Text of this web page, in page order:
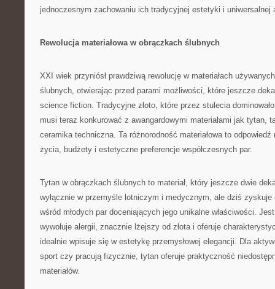
jednoczesnym zachowaniu ich tradycyjnej estetyki i uniwersalnej
Rewolucja materiałowa w obrączkach ślubnych
XXI wiek przyniósł prawdziwą rewolucję w materiałach
ślubnych, otwierając przed parami możliwości, które jeszcze
science fiction. Tradycyjne złoto, które przez stulecia
musi teraz konkurować z awangardowymi materiałami jak tytan,
ceramika techniczna. Ta różnorodność materiałowa to
życia, budżety i estetyczne preferencje współczesnych par.
Tytan w obrączkach ślubnych to materiał, który jeszcze dwie
wyłącznie w przemyśle lotniczym i medycznym, ale dziś
wśród młodych par doceniających jego unikalne właściwości.
wywołuje alergii, znacznie lżejszy od złota i oferuje
idealnie wpisuje się w estetykę przemysłowej elegancji. Dla
sport czy pracują fizycznie, tytan oferuje praktyczność
materiałów.